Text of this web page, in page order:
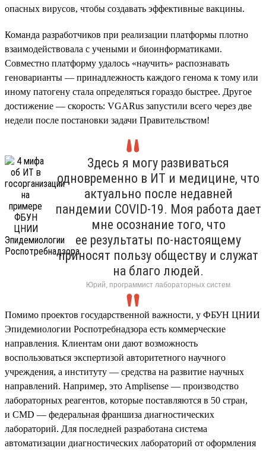
опасных вирусов, чтобы создавать эффективные вакцины.
Команда разработчиков при реализации платформы плотно
взаимодействовала с учеными и биоинформатиками.
Совместно платформу удалось «научить» распознавать
геноварианты — принадлежность каждого генома к тому или
иному патогену стала определяться гораздо быстрее. Другое
достижение — скорость: VGARus запустили всего через две
недели после постановки задачи Правительством!
Здесь я могу развиваться
одновременно в ИТ и медицине, что
актуально после недавней
пандемии COVID-19. Моя работа дает
мне осознание того, что
ее результаты по-настоящему
приносят пользу обществу и служат
на благо людей.
Юрий, программист лабораторных систем
Помимо проектов государственной важности, у ФБУН ЦНИИ
Эпидемиологии Роспотребнадзора есть коммерческие
направления. Клиентам они дают возможность
воспользоваться экспертизой авторитетного научного
учреждения, а институту — средства на развитие научных
направлений. Например, это Amplisense — производство
лабораторных реагентов, которые поставляются в 50 стран,
и CMD — федеральная франшиза диагностических
лабораторий. Для последней разработана система
автоматизации диагностических лабораторий от оформления